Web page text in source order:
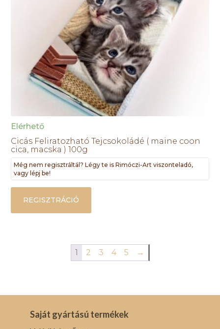
Elérhető
Cicás Feliratozható Tejcsokoládé ( maine coon
cica, macska ) 100g
Még nem regisztráltál? Légy te is Rimóczi-Art viszonteladó,
vagy lépj be!
REGISZTRÁCIÓ
1 2 3 4 5 →
Saját gyártású termékek